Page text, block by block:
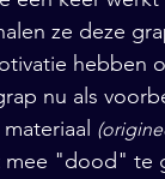
ze deze
nu als
mee "dood" te